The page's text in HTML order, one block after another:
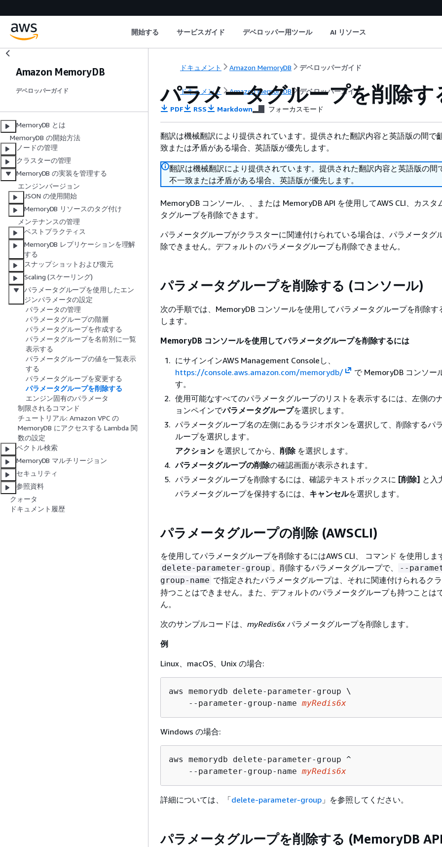
開始する サービスガイド デベロッパー用ツール AI リソース
Amazon MemoryDB
デベロッパーガイド
MemoryDB とは
MemoryDB の開始方法
ノードの管理
クラスターの管理
MemoryDB の実装を管理する
エンジンバージョン
JSON の使用開始
MemoryDB リソースのタグ付け
メンテナンスの管理
ベストプラクティス
MemoryDB レプリケーションを理解
する
スナップショットおよび復元
Scaling (スケーリング)
パラメータグループを使用したエン
ジンパラメータの設定
パラメータの管理
パラメータグループの階層
パラメータグループを作成する
パラメータグループを名前別に一覧
表示する
パラメータグループの値を一覧表示
する
パラメータグループを変更する
パラメータグループを削除する
エンジン固有のパラメータ
制限されるコマンド
チュートリアル: Amazon VPC の
MemoryDB にアクセスする Lambda 関
数の設定
ベクトル検索
MemoryDB マルチリージョン
セキュリティ
参照資料
クォータ
ドキュメント履歴
ドキュメント Amazon MemoryDB デベロッパーガイド
ドキュメント Amazon MemoryDB デベロッパーガイド
パラメータグループを削除す
PDF RSS Markdown フォーカスモード
翻訳は機械翻訳により提供されています。提供された翻訳内容と英語版の間で
致または矛盾がある場合、英語版が優先します。
翻訳は機械翻訳により提供されています。提供された翻訳内容と英語版の間
不一致または矛盾がある場合、英語版が優先します。
MemoryDB コンソール、、または MemoryDB API を使用してAWS CLI、カスタ
タグループを削除できます。
パラメータグループがクラスターに関連付けられている場合は、パラメータグ
除できません。デフォルトのパラメータグループも削除できません。
パラメータグループを削除する (コンソール)
次の手順では、MemoryDB コンソールを使用してパラメータグループを削除す
します。
MemoryDB コンソールを使用してパラメータグループを削除するには
にサインインAWS Management Consoleし、
https://console.aws.amazon.com/memorydb/
で MemoryDB コンソー
す。
使用可能なすべてのパラメータグループのリストを表示するには、左側の
ョンペインでパラメータグループを選択します。
パラメータグループ名の左側にあるラジオボタンを選択して、削除するパ
ループを選択します。
アクション を選択してから、 削除を選択します。
パラメータグループの削除の確認画面が表示されます。
パラメータグループを削除するには、確認テキストボックスに [削除] と入
パラメータグループを保持するには、 キャンセルを選択します。
パラメータグループの削除 (AWSCLI)
を使用してパラメータグループを削除するにはAWS CLI、 コマンド を使用しま
delete-parameter-group 。削除するパラメータグループで、
--
group-name で指定されたパラメータグループは、それに関連付けられるク
持つことはできません。また、デフォルトのパラメータグループも持つことは
ん。
次のサンプルコードは、 myRedis6x パラメータグループを削除します。
例
Linux、macOS、Unix の場合:
aws memorydb delete-parameter-group \
    --parameter-group-name
myRedis6x
Windows の場合:
aws memorydb delete-parameter-group ^
    --parameter-group-name
myRedis6x
詳細については、「delete-parameter-group 」を参照してください。
パラメータグループを削除する (MemoryDB